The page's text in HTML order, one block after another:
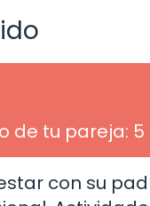
de tu pareja:
con su